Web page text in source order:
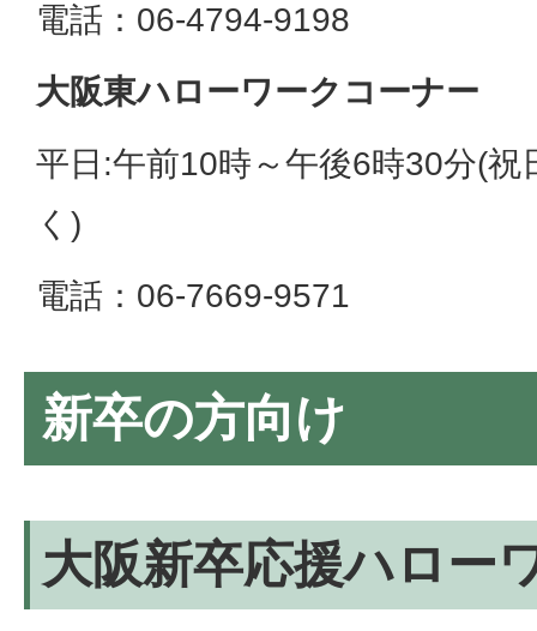
電話：06-4794-9198
大阪東ハローワークコーナー
平日:午前10時～午後6時30分(祝
く)
電話：06-7669-9571
新卒の方向け
大阪新卒応援ハロー